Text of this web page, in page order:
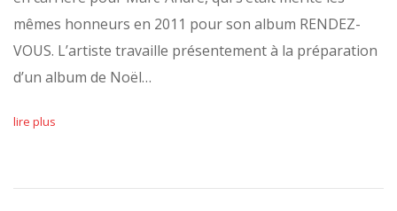
mêmes honneurs en 2011 pour son album RENDEZ-
VOUS. L’artiste travaille présentement à la préparation
d’un album de Noël…
lire plus